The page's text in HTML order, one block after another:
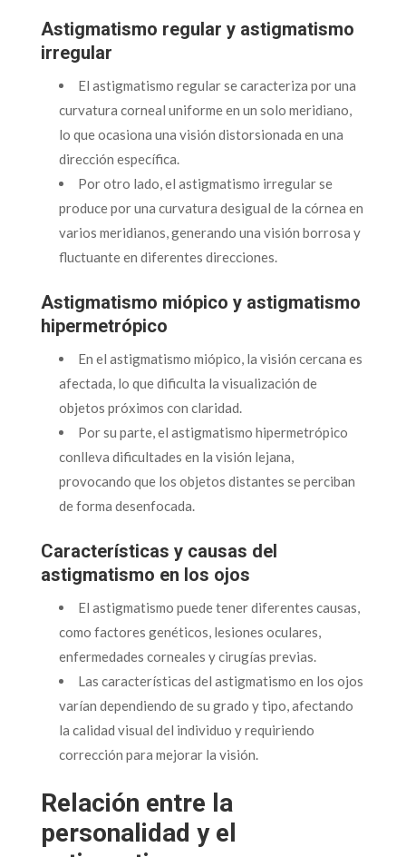
Astigmatismo regular y astigmatismo
irregular
El astigmatismo regular se caracteriza por una
curvatura corneal uniforme en un solo meridiano,
lo que ocasiona una visión distorsionada en una
dirección específica.
Por otro lado, el astigmatismo irregular se
produce por una curvatura desigual de la córnea en
varios meridianos, generando una visión borrosa y
fluctuante en diferentes direcciones.
Astigmatismo miópico y astigmatismo
hipermetrópico
En el astigmatismo miópico, la visión cercana es
afectada, lo que dificulta la visualización de
objetos próximos con claridad.
Por su parte, el astigmatismo hipermetrópico
conlleva dificultades en la visión lejana,
provocando que los objetos distantes se perciban
de forma desenfocada.
Características y causas del
astigmatismo en los ojos
El astigmatismo puede tener diferentes causas,
como factores genéticos, lesiones oculares,
enfermedades corneales y cirugías previas.
Las características del astigmatismo en los ojos
varían dependiendo de su grado y tipo, afectando
la calidad visual del individuo y requiriendo
corrección para mejorar la visión.
Relación entre la
personalidad y el